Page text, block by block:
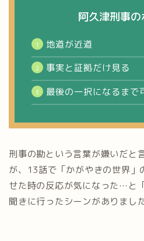
阿久津刑事
地道が近道
事実と証拠だけ見る
最後の一択になるまで
刑事の勘という言葉が嫌いだと
が、13話で「かがやきの世界」
せた時の反応が気になった…と
聞きに行ったシーンがありまし